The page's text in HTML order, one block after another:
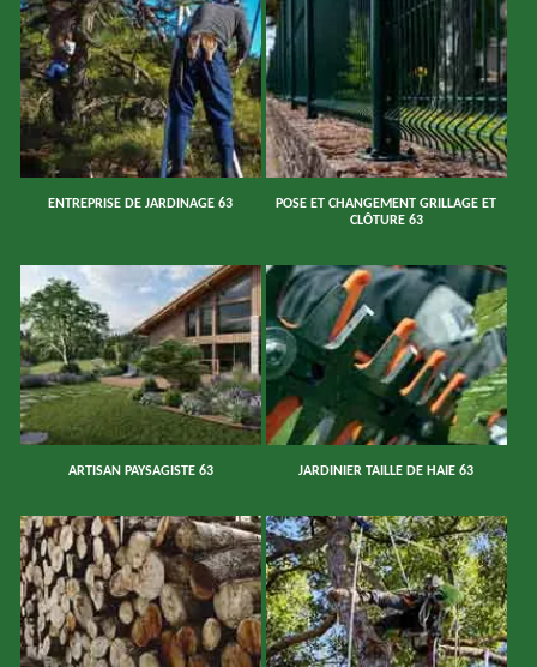
ENTREPRISE DE JARDINAGE 63
POSE ET CHANGEMENT GRILLAGE ET
CLÔTURE 63
ARTISAN PAYSAGISTE 63 JARDINIER TAILLE DE HAIE 63